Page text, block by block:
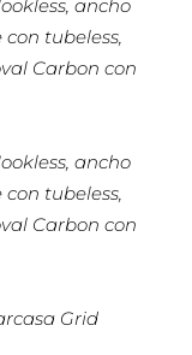
ancho
tubeless,
Carbon con
ancho
tubeless,
Carbon con
Grid